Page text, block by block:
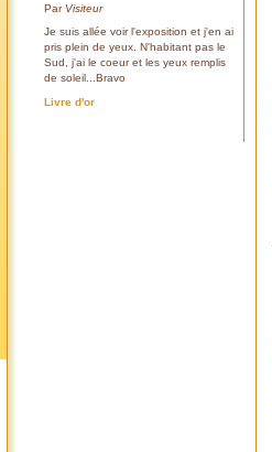
Par Visiteur
Je suis allée voir l'exposition et j'en ai
pris plein de yeux. N'habitant pas le
Sud, j'ai le coeur et les yeux remplis
de soleil...Bravo
Livre d'or